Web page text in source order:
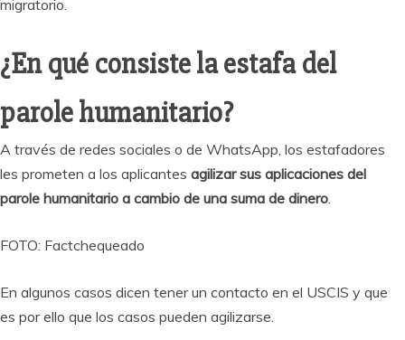
migratorio.
¿En qué consiste la estafa del
parole humanitario?
A través de redes sociales o de WhatsApp, los estafadores
les prometen a los aplicantes agilizar sus aplicaciones del
parole humanitario a cambio de una suma de dinero.
FOTO: Factchequeado
En algunos casos dicen tener un contacto en el USCIS y que
es por ello que los casos pueden agilizarse.